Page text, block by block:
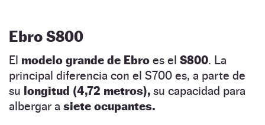
Ebro S800
El modelo grande de Ebro es el S800. La
principal diferencia con el S700 es, a parte de
su longitud (4,72 metros), su capacidad para
albergar a siete ocupantes.